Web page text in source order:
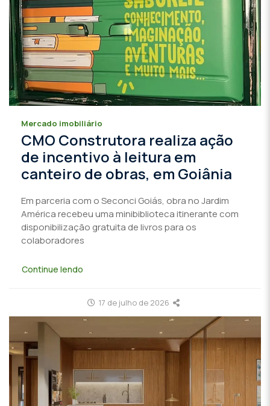
Mercado imobiliário
CMO Construtora realiza ação
de incentivo à leitura em
canteiro de obras, em Goiânia
Em parceria com o Seconci Goiás, obra no Jardim
América recebeu uma minibiblioteca itinerante com
disponibilização gratuita de livros para os
colaboradores
Continue lendo
17 de julho de 2026